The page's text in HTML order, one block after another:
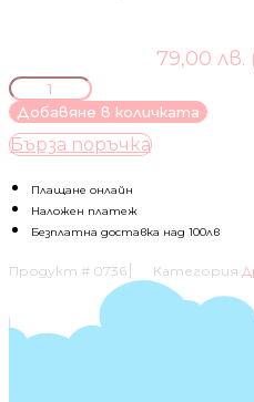
79,00 лв.
количество
за
Цвят:
тъмно
/
син
Добавяне в количката
Бърза поръчка
Плащане онлайн
Наложен платеж
Безплатна доставка над 100лв
Продукт # 0736 Категория